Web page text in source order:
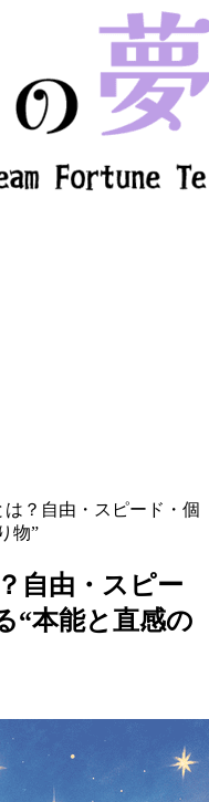
？自由・スピード・個
物”
自由・スピー
“本能と直感の